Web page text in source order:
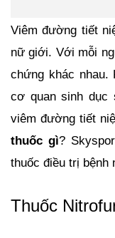
Viêm đường tiết
nữ giới. Với mỗi
chứng khác nhau.
cơ quan sinh dục
viêm đường tiết
thuốc gì?
thuốc điều trị bệnh
Thuốc